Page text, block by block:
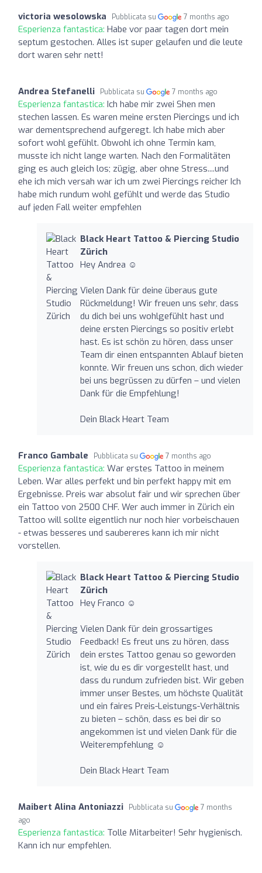
victoria wesolowska Pubblicata su 7 months ago
Esperienza fantastica: Habe vor paar tagen dort mein
septum gestochen. Alles ist super gelaufen und die leute
dort waren sehr nett!
Andrea Stefanelli Pubblicata su 7 months ago
Esperienza fantastica: Ich habe mir zwei Shen men
stechen lassen. Es waren meine ersten Piercings und ich
war dementsprechend aufgeregt. Ich habe mich aber
sofort wohl gefühlt. Obwohl ich ohne Termin kam,
musste ich nicht lange warten. Nach den Formalitäten
ging es auch gleich los; zügig, aber ohne Stress....und
ehe ich mich versah war ich um zwei Piercings reicher Ich
habe mich rundum wohl gefühlt und werde das Studio
auf jeden Fall weiter empfehlen
Black Heart Tattoo & Piercing Studio
Zürich
Hey Andrea ☺️
Vielen Dank für deine überaus gute
Rückmeldung! Wir freuen uns sehr, dass
du dich bei uns wohlgefühlt hast und
deine ersten Piercings so positiv erlebt
hast. Es ist schön zu hören, dass unser
Team dir einen entspannten Ablauf bieten
konnte. Wir freuen uns schon, dich wieder
bei uns begrüssen zu dürfen – und vielen
Dank für die Empfehlung!
Dein Black Heart Team
Franco Gambale Pubblicata su 7 months ago
Esperienza fantastica: War erstes Tattoo in meinem
Leben. War alles perfekt und bin perfekt happy mit em
Ergebnisse. Preis war absolut fair und wir sprechen über
ein Tattoo von 2500 CHF. Wer auch immer in Zürich ein
Tattoo will sollte eigentlich nur noch hier vorbeischauen
- etwas besseres und saubereres kann ich mir nicht
vorstellen.
Black Heart Tattoo & Piercing Studio
Zürich
Hey Franco ☺️
Vielen Dank für dein grossartiges
Feedback! Es freut uns zu hören, dass
dein erstes Tattoo genau so geworden
ist, wie du es dir vorgestellt hast, und
dass du rundum zufrieden bist. Wir geben
immer unser Bestes, um höchste Qualität
und ein faires Preis-Leistungs-Verhältnis
zu bieten – schön, dass es bei dir so
angekommen ist und vielen Dank für die
Weiterempfehlung ☺️
Dein Black Heart Team
Maibert Alina Antoniazzi Pubblicata su
7 months
ago
Esperienza fantastica: Tolle Mitarbeiter! Sehr hygienisch.
Kann ich nur empfehlen.